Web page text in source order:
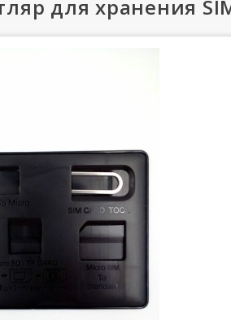
для хранения